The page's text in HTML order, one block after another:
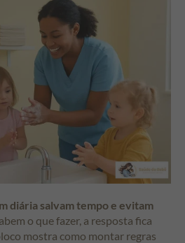
diária salvam tempo e evitam
o que fazer, a resposta fica
mostra como montar regras